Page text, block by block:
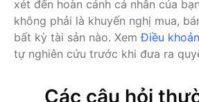
xét đến hoàn cảnh cá nhân của
không phải là khuyến nghị mua,
bất kỳ tài sản nào. XemĐiều
tự nghiên cứu trước khi đưa ra
Các câu hỏi